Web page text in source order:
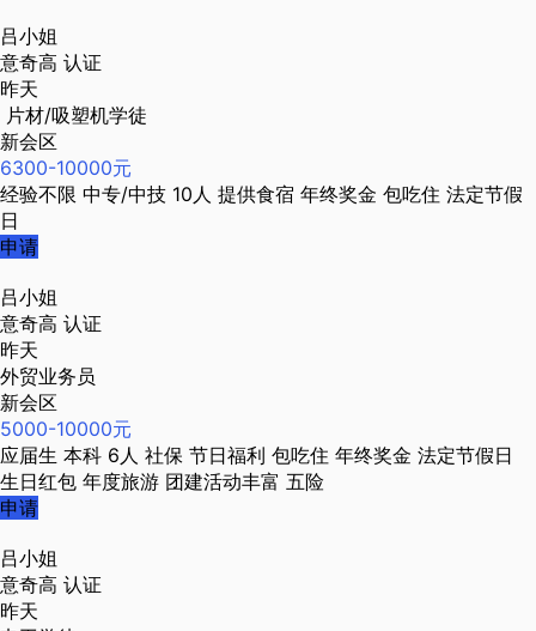
吕小姐
意奇高 认证
昨天
片材/吸塑机学徒
新会区
6300-10000元
经验不限 中专/中技 10人 提供食宿 年终奖金 包吃住 法定节假
日
申请
吕小姐
意奇高 认证
昨天
外贸业务员
新会区
5000-10000元
应届生 本科 6人 社保 节日福利 包吃住 年终奖金 法定节假日
生日红包 年度旅游 团建活动丰富 五险
申请
吕小姐
意奇高 认证
昨天